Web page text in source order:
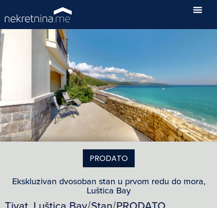
PRODATO
Ekskluzivan dvosoban stan u prvom redu do mora,
Luštica Bay